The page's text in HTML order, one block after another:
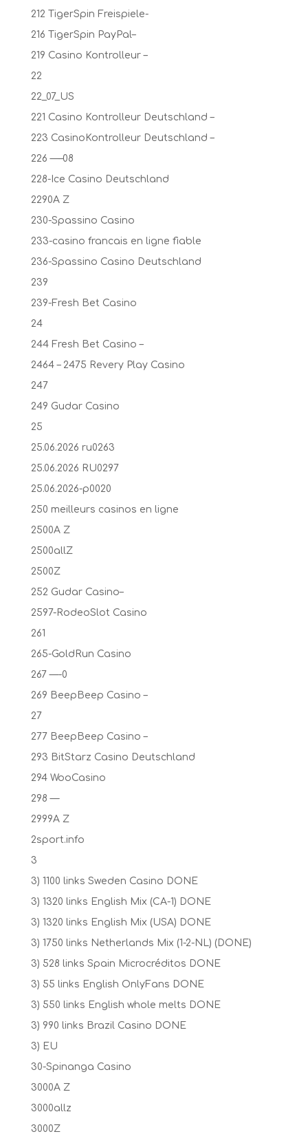
212 TigerSpin Freispiele-
216 TigerSpin PayPal–
219 Casino Kontrolleur –
22
22_07_US
221 Casino Kontrolleur Deutschland –
223 CasinoKontrolleur Deutschland –
226 —–08
228-Ice Casino Deutschland
2290A Z
230-Spassino Casino
233-casino francais en ligne fiable
236-Spassino Casino Deutschland
239
239-Fresh Bet Casino
24
244 Fresh Bet Casino –
2464 – 2475 Revery Play Casino
247
249 Gudar Casino
25
25.06.2026 ru0263
25.06.2026 RU0297
25.06.2026-p0020
250 meilleurs casinos en ligne
2500A Z
2500allZ
2500Z
252 Gudar Casino–
2597-RodeoSlot Casino
261
265-GoldRun Casino
267 —-0
269 BeepBeep Casino –
27
277 BeepBeep Casino –
293 BitStarz Casino Deutschland
294 WooCasino
298 —
2999A Z
2sport.info
3
3) 1100 links Sweden Casino DONE
3) 1320 links English Mix (CA-1) DONE
3) 1320 links English Mix (USA) DONE
3) 1750 links Netherlands Mix (1-2-NL) (DONE)
3) 528 links Spain Microcréditos DONE
3) 55 links English OnlyFans DONE
3) 550 links English whole melts DONE
3) 990 links Brazil Casino DONE
3) EU
30-Spinanga Casino
3000A Z
3000allz
3000Z